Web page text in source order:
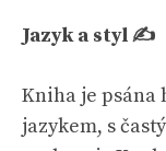
Jazyk a styl ✍️
Kniha je psána
jazykem, s